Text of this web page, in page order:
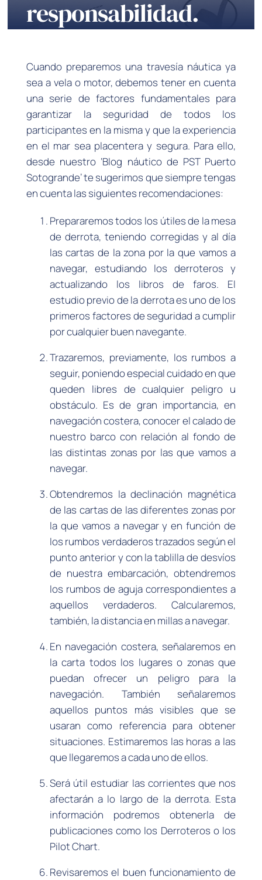
responsabilidad.
Cuando preparemos una travesía náutica ya
sea a vela o motor, debemos tener en cuenta
una serie de factores fundamentales para
garantizar la seguridad de todos los
participantes en la misma y que la experiencia
en el mar sea placentera y segura. Para ello,
desde nuestro ‘Blog náutico de PST Puerto
Sotogrande’ te sugerimos que siempre tengas
en cuenta las siguientes recomendaciones:
Prepararemos todos los útiles de la mesa
de derrota, teniendo corregidas y al día
las cartas de la zona por la que vamos a
navegar, estudiando los derroteros y
actualizando los libros de faros. El
estudio previo de la derrota es uno de los
primeros factores de seguridad a cumplir
por cualquier buen navegante.
Trazaremos, previamente, los rumbos a
seguir, poniendo especial cuidado en que
queden libres de cualquier peligro u
obstáculo. Es de gran importancia, en
navegación costera, conocer el calado de
nuestro barco con relación al fondo de
las distintas zonas por las que vamos a
navegar.
Obtendremos la declinación magnética
de las cartas de las diferentes zonas por
la que vamos a navegar y en función de
los rumbos verdaderos trazados según el
punto anterior y con la tablilla de desvíos
de nuestra embarcación, obtendremos
los rumbos de aguja correspondientes a
aquellos verdaderos. Calcularemos,
también, la distancia en millas a navegar.
En navegación costera, señalaremos en
la carta todos los lugares o zonas que
puedan ofrecer un peligro para la
navegación. También señalaremos
aquellos puntos más visibles que se
usaran como referencia para obtener
situaciones. Estimaremos las horas a las
que llegaremos a cada uno de ellos.
Será útil estudiar las corrientes que nos
afectarán a lo largo de la derrota. Esta
información podremos obtenerla de
publicaciones como los Derroteros o los
Pilot Chart.
Revisaremos el buen funcionamiento de